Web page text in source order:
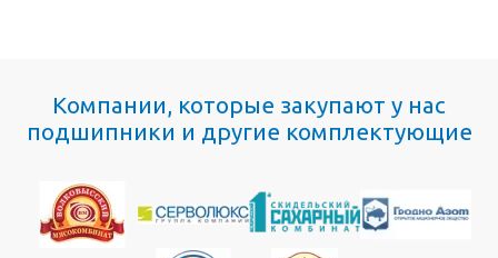
Компании, которые закупают у нас
подшипники и другие комплектующие